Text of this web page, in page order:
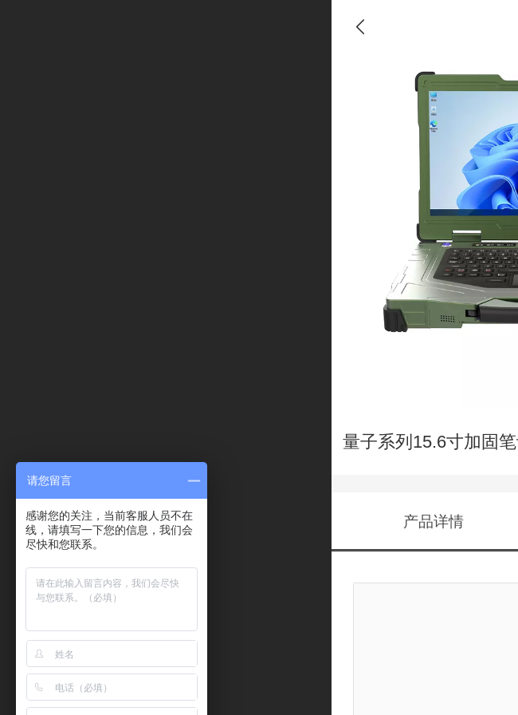
量子系列15.6寸加固
产品详情
请您留言
感谢您的关注，当前客服人员不在
线，请填写一下您的信息，我们会
尽快和您联系。